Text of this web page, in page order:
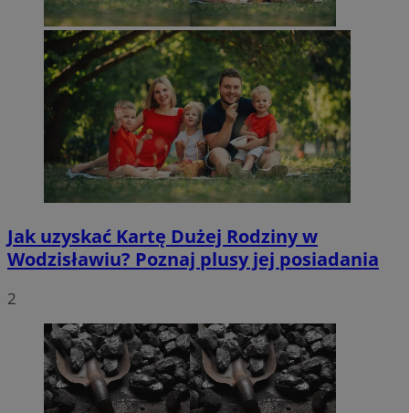
Jak uzyskać Kartę Dużej Rodziny w
Wodzisławiu? Poznaj plusy jej posiadania
2